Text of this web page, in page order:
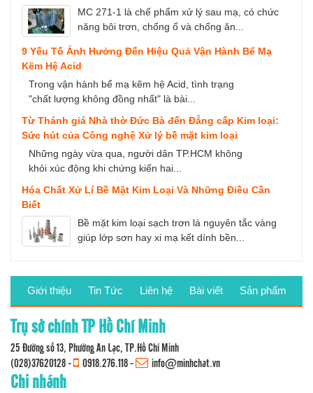
MC 271-1 là chế phẩm xử lý sau mạ, có chức
năng bôi trơn, chống ố và chống ăn...
9 Yếu Tố Ảnh Hưởng Đến Hiệu Quả Vận Hành Bể Mạ
Kẽm Hệ Acid
Trong vận hành bể mạ kẽm hệ Acid, tình trạng
"chất lượng không đồng nhất" là bài...
Từ Thánh giá Nhà thờ Đức Bà đến Đẳng cấp Kim loại:
Sức hút của Công nghệ Xử lý bề mặt kim loại
Những ngày vừa qua, người dân TP.HCM không
khỏi xúc động khi chứng kiến hai...
Hóa Chất Xử Lí Bề Mặt Kim Loại Và Những Điều Cần
Biết
Bề mặt kim loại sạch trơn là nguyên tắc vàng
giúp lớp sơn hay xi mạ kết dính bền...
Giới thiệu Tin Tức Liên hệ Bài viết Sản phẩm
Trụ sở chính TP Hồ Chí Minh
25 Đường số 13, Phường An Lạc, TP.Hồ Chí Minh
(028)37620128- 0918.276.118- info@minhchat.vn
Chi nhánh